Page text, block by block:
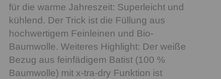
für die warme Jahreszeit: Superleicht und
kühlend. Der Trick ist die Füllung aus
hochwertigem Feinleinen und Bio-
Baumwolle. Weiteres Highlight: Der weiße
Bezug aus feinfädigem Batist (100 %
Baumwolle) mit x-tra-dry Funktion ist